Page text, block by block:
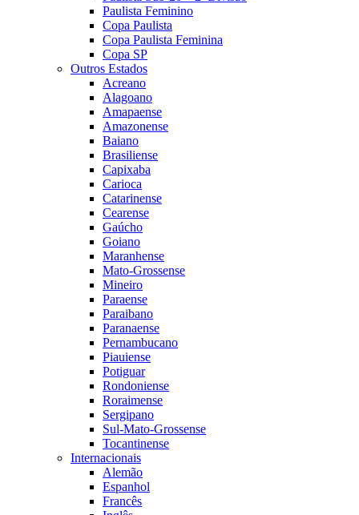
Paulista Feminino
Copa Paulista
Copa Paulista Feminina
Copa SP
Outros Estados
Acreano
Alagoano
Amapaense
Amazonense
Baiano
Brasiliense
Capixaba
Carioca
Catarinense
Cearense
Gaúcho
Goiano
Maranhense
Mato-Grossense
Mineiro
Paraense
Paraibano
Paranaense
Pernambucano
Piauiense
Potiguar
Rondoniense
Roraimense
Sergipano
Sul-Mato-Grossense
Tocantinense
Internacionais
Alemão
Espanhol
Francês